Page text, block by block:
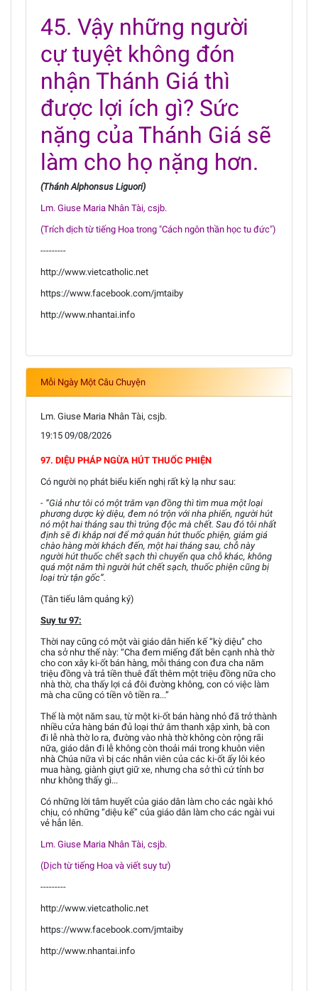
45. Vậy những người
cự tuyệt không đón
nhận Thánh Giá thì
được lợi ích gì? Sức
nặng của Thánh Giá sẽ
làm cho họ nặng hơn.
(Thánh Alphonsus Liguori)
Lm. Giuse Maria Nhân Tài, csjb.
(Trích dịch từ tiếng Hoa trong "Cách ngôn thần học tu đức")
---------
http://www.vietcatholic.net
https://www.facebook.com/jmtaiby
http://www.nhantai.info
Mỗi Ngày Một Câu Chuyện
Lm. Giuse Maria Nhân Tài, csjb.
19:15 09/08/2026
97. DIỆU PHÁP NGỪA HÚT THUỐC PHIỆN
Có người nọ phát biểu kiến nghị rất kỳ lạ như sau:
- “Giả như tôi có một trăm vạn đồng thì tìm mua một loại
phương dược kỳ diệu, đem nó trộn với nha phiến, người hút
nó một hai tháng sau thì trúng độc mà chết. Sau đó tôi nhất
định sẽ đi khắp nơi để mở quán hút thuốc phiện, giảm giá
chào hàng mời khách đến, một hai tháng sau, chỗ này
người hút thuốc chết sạch thì chuyển qua chỗ khác, không
quá một năm thì người hút chết sạch, thuốc phiện cũng bị
loại trừ tận gốc”.
(Tân tiếu lâm quảng ký)
Suy tư 97:
Thời nay cũng có một vài giáo dân hiến kế “kỳ diệu” cho
cha sở như thế này: “Cha đem miếng đất bên cạnh nhà thờ
cho con xây ki-ốt bán hàng, mỗi tháng con đưa cha năm
triệu đồng và trả tiền thuê đất thêm một triệu đồng nữa cho
nhà thờ, cha thấy lợi cả đôi đường không, con có việc làm
mà cha cũng có tiền vô tiền ra...”
Thế là một năm sau, từ một ki-ốt bán hàng nhỏ đã trở thành
nhiều cửa hàng bán đủ loại thứ âm thanh xập xình, bà con
đi lễ nhà thờ lo ra, đường vào nhà thờ không còn rộng rãi
nữa, giáo dân đi lễ không còn thoải mái trong khuôn viên
nhà Chúa nữa vì bị các nhân viên của các ki-ốt ấy lôi kéo
mua hàng, giành giựt giữ xe, nhưng cha sở thì cứ tỉnh bơ
như không thấy gì...
Có những lời tâm huyết của giáo dân làm cho các ngài khó
chịu, có những “diệu kế” của giáo dân làm cho các ngài vui
vẻ hẳn lên.
Lm. Giuse Maria Nhân Tài, csjb.
(Dịch từ tiếng Hoa và viết suy tư)
---------
http://www.vietcatholic.net
https://www.facebook.com/jmtaiby
http://www.nhantai.info